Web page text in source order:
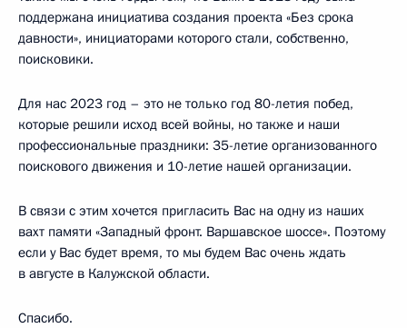
поддержана инициатива создания проекта «Без срока
давности», инициаторами которого стали, собственно,
поисковики.
Для нас 2023 год – это не только год 80-летия побед,
которые решили исход всей войны, но также и наши
профессиональные праздники: 35-летие организованного
поискового движения и 10-летие нашей организации.
В связи с этим хочется пригласить Вас на одну из наших
вахт памяти «Западный фронт. Варшавское шоссе». Поэтому
если у Вас будет время, то мы будем Вас очень ждать
в августе в Калужской области.
Спасибо.